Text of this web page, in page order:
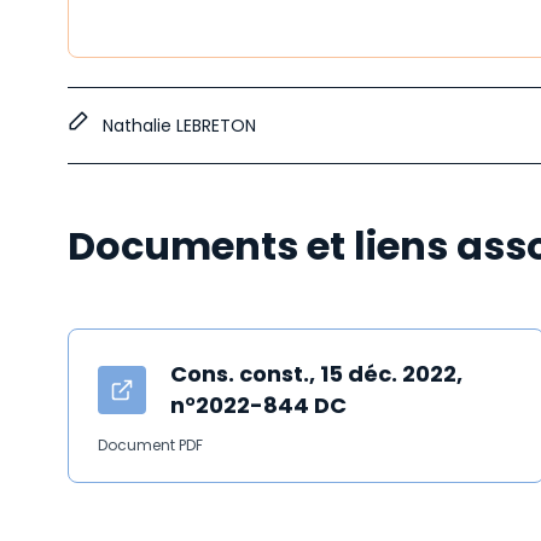
Nathalie LEBRETON
Documents et liens
Cons. const., 15 déc. 2022,
n°2022-844 DC
Document PDF